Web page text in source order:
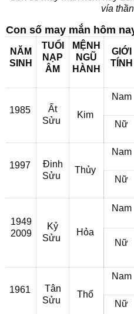
vía
Con số may mắn hôm
NĂM
SINH
TUỔI
NẠP
ÂM
MỆNH
NGŨ
HÀNH
GIỚI
TÍNH
1985
Ất
Sửu
Kim
Nam
Nữ
1997
Đinh
Sửu
Thủy
Nam
Nữ
1949
2009
Kỷ
Sửu
Hỏa
Nam
Nữ
1961
Tân
Sửu
Thổ
Nam
Nữ